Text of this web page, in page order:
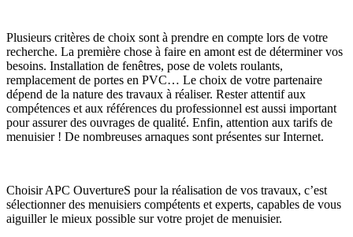
Plusieurs critères de choix sont à prendre en compte lors de votre
recherche. La première chose à faire en amont est de déterminer vos
besoins. Installation de fenêtres, pose de volets roulants,
remplacement de portes en PVC… Le choix de votre partenaire
dépend de la nature des travaux à réaliser. Rester attentif aux
compétences et aux références du professionnel est aussi important
pour assurer des ouvrages de qualité. Enfin, attention aux tarifs de
menuisier ! De nombreuses arnaques sont présentes sur Internet.
Choisir APC OuvertureS pour la réalisation de vos travaux, c’est
sélectionner des menuisiers compétents et experts, capables de vous
aiguiller le mieux possible sur votre projet de menuisier.